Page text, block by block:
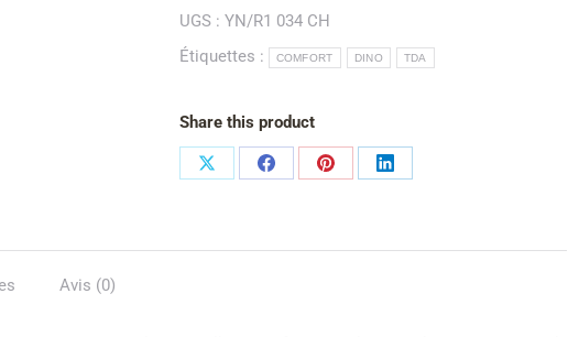
UGS : YN/R1 034 CH
Étiquettes :
COMFORT DINO TDA
Share this product
Avis (0)